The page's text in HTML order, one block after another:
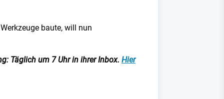
baute, will nun
Täglich um 7 Uhr in ihrer Inbox. Hier